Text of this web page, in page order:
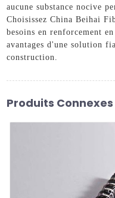
aucune substance nocive
Choisissez China Beihai
besoins en renforcement
avantages d'une solution
construction.
Produits Connexes